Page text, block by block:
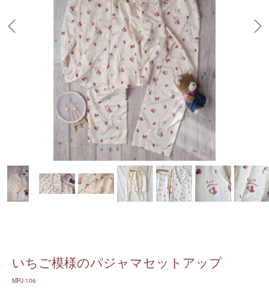
いちご模様のパジャマセットアップ
MPJ-106